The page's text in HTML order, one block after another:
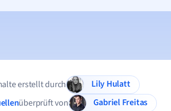
erstellt durch
Lily Hulatt
überprüft von
Gabriel Freitas